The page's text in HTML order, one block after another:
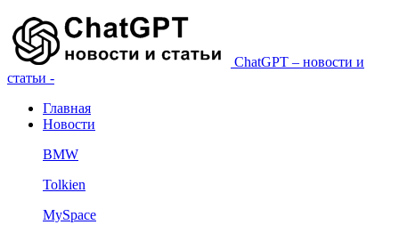
ChatGPT – новости и
статьи -
Главная
Новости
BMW
Tolkien
MySpace